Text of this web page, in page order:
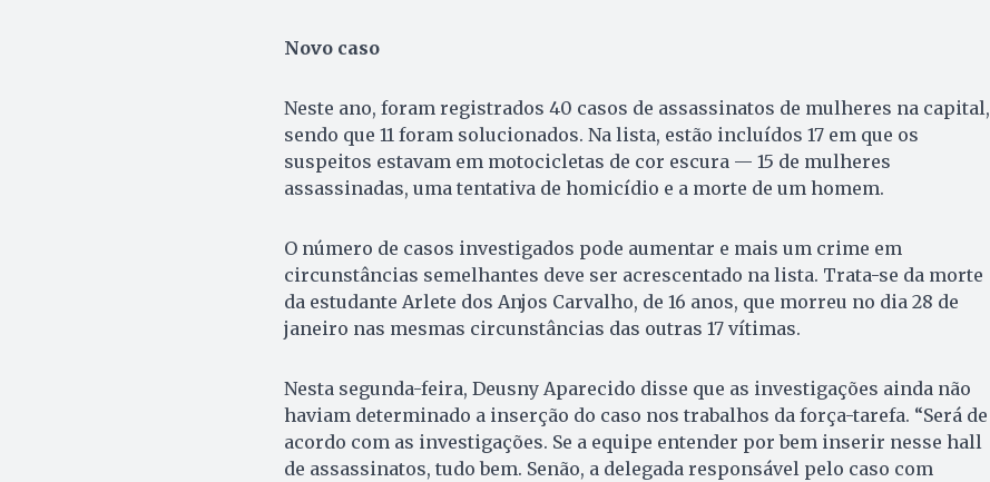
Novo caso
Neste ano, foram registrados 40 casos de assassinatos de mulheres na capital,
sendo que 11 foram solucionados. Na lista, estão incluídos 17 em que os
suspeitos estavam em motocicletas de cor escura — 15 de mulheres
assassinadas, uma tentativa de homicídio e a morte de um homem.
O número de casos investigados pode aumentar e mais um crime em
circunstâncias semelhantes deve ser acrescentado na lista. Trata-se da morte
da estudante Arlete dos Anjos Carvalho, de 16 anos, que morreu no dia 28 de
janeiro nas mesmas circunstâncias das outras 17 vítimas.
Nesta segunda-feira, Deusny Aparecido disse que as investigações ainda não
haviam determinado a inserção do caso nos trabalhos da força-tarefa. “Será de
acordo com as investigações. Se a equipe entender por bem inserir nesse hall
de assassinatos, tudo bem. Senão, a delegada responsável pelo caso com